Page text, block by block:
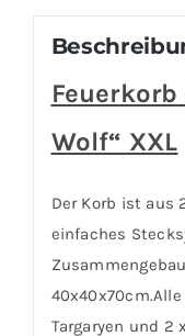
Wolf“ XXL
Der Korb ist aus
einfaches
Targaryen und 2